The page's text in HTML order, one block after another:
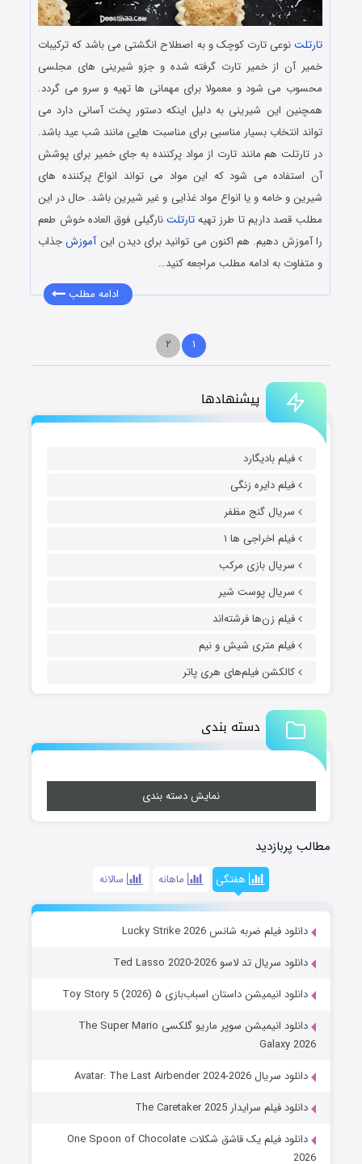
پیشنهادها
فیلم بادیگارد
فیلم دایره زنگی
سریال گنج مظفر
فیلم اخراجی ها ۱
سریال بازی مرکب
سریال پوست شیر
فیلم زن‌ها فرشته‌اند
فیلم متری شیش و نیم
کالکشن فیلم‌های هری پاتر
دسته بندی
نمایش دسته بندی
مطالب پربازدید
هفتگی ماهانه سالانه
دانلود فیلم ضربه شانس Lucky Strike 2026
دانلود سریال تد لاسو Ted Lasso 2020-2026
دانلود انیمیشن داستان اسباب‌بازی ۵ Toy Story 5 (2026)
دانلود انیمیشن سوپر ماریو گلکسی The Super Mario
Galaxy 2026
دانلود سریال Avatar: The Last Airbender 2024-2026
دانلود فیلم سرایدار The Caretaker 2025
دانلود فیلم یک قاشق شکلات One Spoon of Chocolate
2026
تارتلتنوعی تارت کوچک و به اصطلاح انگشتی می باشد که ترکیبات
خمیر آن از خمیر تارت گرفته شده و جزو شیرینی های مجلسی
محسوب می شود و معمولا برای مهمانی ها تهیه و سرو می گردد.
همچنین این شیرینی به دلیل اینکه دستور پخت آسانی دارد می
تواند انتخاب بسیار مناسبی برای مناسبت هایی مانند شب عید باشد.
در تارتلت هم مانند تارت از مواد پرکننده به جای خمیر برای پوشش
آن استفاده می شود که این مواد می تواند انواع پرکننده های
شیرین و خامه و یا انواع مواد غذایی و غیر شیرین باشد. حال در این
مطلب قصد داریم تا طرز تهیهتارتلتنارگیلی فوق العاده خوش طعم
را آموزش دهیم. هم اکنون می توانید برای دیدن اینآموزشجذاب
و متفاوت به ادامه مطلب مراجعه کنید…
ادامه مطلب
۱ ۲